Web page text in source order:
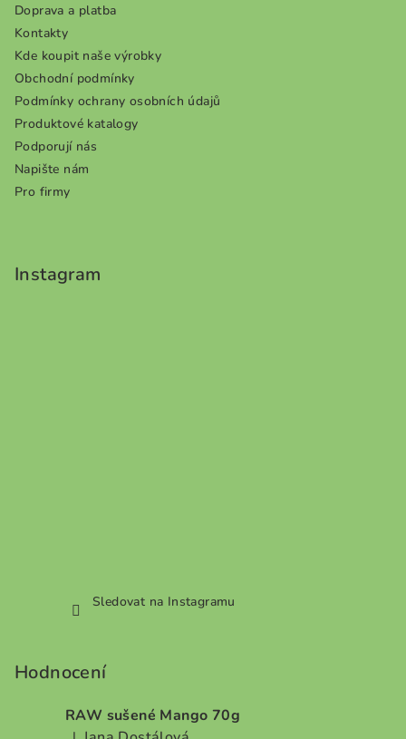
Doprava a platba
Kontakty
Kde koupit naše výrobky
Obchodní podmínky
Podmínky ochrany osobních údajů
Produktové katalogy
Podporují nás
Napište nám
Pro firmy
Instagram
Sledovat na Instagramu
Hodnocení
RAW sušené Mango 70g